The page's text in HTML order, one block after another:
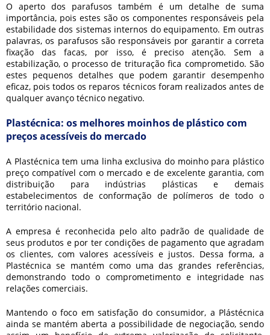
O aperto dos parafusos também é um detalhe de suma
importância, pois estes são os componentes responsáveis pela
estabilidade dos sistemas internos do equipamento. Em outras
palavras, os parafusos são responsáveis por garantir a correta
fixação das facas, por isso, é preciso atenção. Sem a
estabilização, o processo de trituração fica comprometido. São
estes pequenos detalhes que podem garantir desempenho
eficaz, pois todos os reparos técnicos foram realizados antes de
qualquer avanço técnico negativo.
Plastécnica: os melhores moinhos de plástico com
preços acessíveis do mercado
A Plastécnica tem uma linha exclusiva do moinho para plástico
preço compatível com o mercado e de excelente garantia, com
distribuição para indústrias plásticas e demais
estabelecimentos de conformação de polímeros de todo o
território nacional.
A empresa é reconhecida pelo alto padrão de qualidade de
seus produtos e por ter condições de pagamento que agradam
os clientes, com valores acessíveis e justos. Dessa forma, a
Plastécnica se mantém como uma das grandes referências,
demonstrando todo o comprometimento e integridade nas
relações comerciais.
Mantendo o foco em satisfação do consumidor, a Plástécnica
ainda se mantém aberta a possibilidade de negociação, sendo